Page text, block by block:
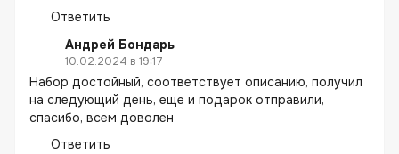
Ответить
Андрей Бондарь
10.02.2024 в 19:17
Набор достойный, соответствует описанию, получил
на следующий день, еще и подарок отправили,
спасибо, всем доволен
Ответить